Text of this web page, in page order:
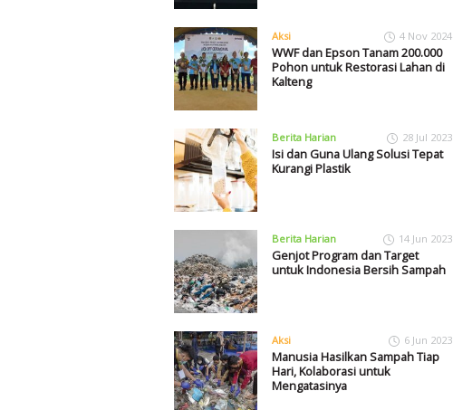
Aksi 4 Nov 2024
WWF dan Epson Tanam 200.000
Pohon untuk Restorasi Lahan di
Kalteng
Berita Harian 28 Jul 2023
Isi dan Guna Ulang Solusi Tepat
Kurangi Plastik
Berita Harian 14 Jun 2023
Genjot Program dan Target
untuk Indonesia Bersih Sampah
Aksi 6 Jun 2023
Manusia Hasilkan Sampah Tiap
Hari, Kolaborasi untuk
Mengatasinya